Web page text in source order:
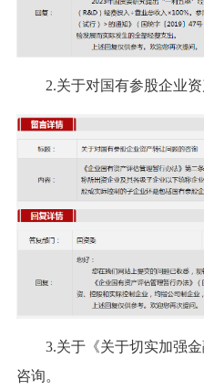
2.关于对国有参股企业资
3.关于《关于切实加强
咨询。